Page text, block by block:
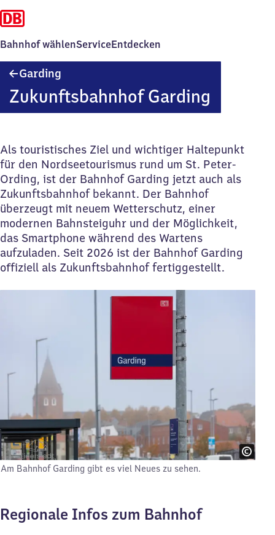
Bahnhof wählenServiceEntdecken
Garding
Zukunftsbahnhof Garding
Als touristisches Ziel und wichtiger Haltepunkt
für den Nordseetourismus rund um St. Peter-
Ording, ist der Bahnhof Garding jetzt auch als
Zukunftsbahnhof bekannt. Der Bahnhof
überzeugt mit neuem Wetterschutz, einer
modernen Bahnsteiguhr und der Möglichkeit,
das Smartphone während des Wartens
aufzuladen. Seit 2026 ist der Bahnhof Garding
offiziell als Zukunftsbahnhof fertiggestellt.
Am Bahnhof Garding gibt es viel Neues zu sehen.
Regionale Infos zum Bahnhof